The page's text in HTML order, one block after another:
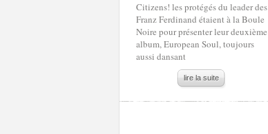
Citizens! les protégés du leader des
Franz Ferdinand étaient à la Boule
Noire pour présenter leur deuxième
album, European Soul, toujours
aussi dansant
lire la suite